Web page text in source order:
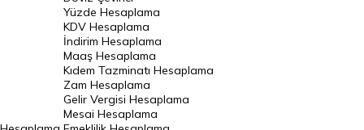
Japon Yeni Kuru
Serbest Piyasa Döviz Kurları
Merkez Bankası Döviz Kurları
Yüzde Hesaplama
KDV Hesaplama
İndirim Hesaplama
Maaş Hesaplama
Kıdem Tazminatı Hesaplama
Zam Hesaplama
Gelir Vergisi Hesaplama
Mesai Hesaplama